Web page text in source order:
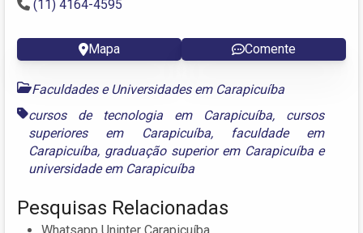
(11) 4164-4595
Mapa Comente
Faculdades e Universidades em Carapicuíba
cursos de tecnologia em Carapicuíba, cursos
superiores em Carapicuíba,
faculdade em
Carapicuíba, graduação superior em Carapicuíbae
universidade em Carapicuíba
Pesquisas Relacionadas
Whatsapp Uninter Carapicuíba